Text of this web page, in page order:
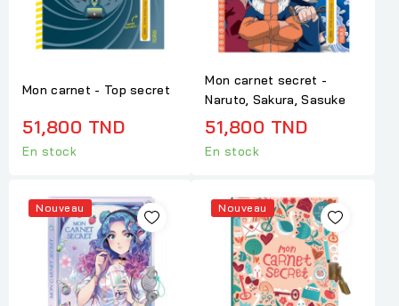
Mon carnet - Top secret
51,800 TND
En stock
Mon carnet secret -
Naruto, Sakura, Sasuke
51,800 TND
En stock
Nouveau Nouveau